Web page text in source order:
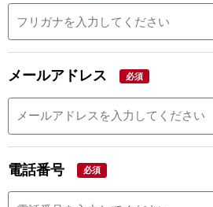
メールアドレス 必須
電話番号 必須